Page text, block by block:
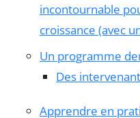
incontournable
croissance (avec
Un programme
Des
Apprendre en